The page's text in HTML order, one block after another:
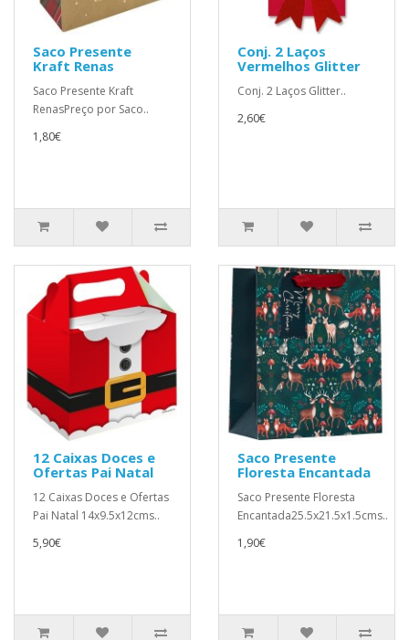
Saco Presente
Kraft Renas
Saco Presente Kraft
RenasPreço por Saco..
1,80€
Conj. 2 Laços
Vermelhos Glitter
Conj. 2 Laços Glitter..
2,60€
12 Caixas Doces e
Ofertas Pai Natal
12 Caixas Doces e Ofertas
Pai Natal 14x9.5x12cms..
5,90€
Saco Presente
Floresta Encantada
Saco Presente Floresta
Encantada25.5x21.5x1.5cms..
1,90€